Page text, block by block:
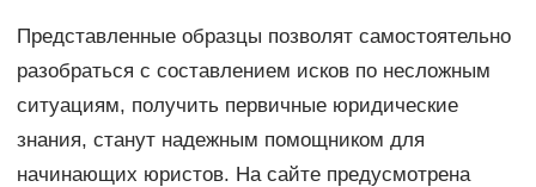
Представленные образцы позволят самостоятельно
разобраться с составлением исков по несложным
ситуациям, получить первичные юридические
знания, станут надежным помощником для
начинающих юристов. На сайте предусмотрена